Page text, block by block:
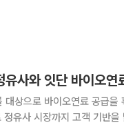
사와 잇단 바이오연
대상으로 바이오연료 공급을
유사 시장까지 고객 기반